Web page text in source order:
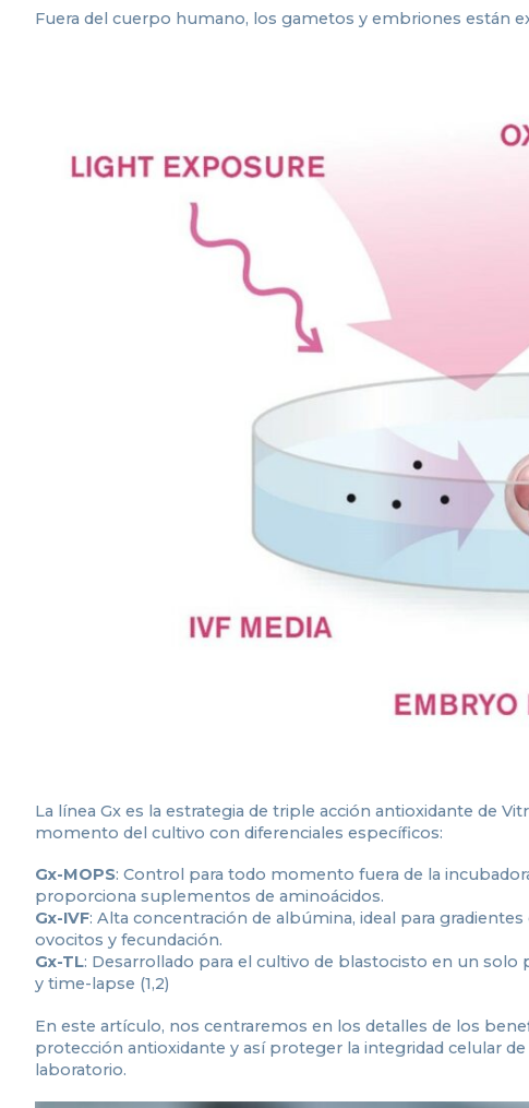
Fuera del cuerpo humano, los gametos y embriones están
La línea Gx es la estrategia de triple acción antioxidante de
momento del cultivo con diferenciales específicos:
Gx-MOPS: Control para todo momento fuera de la
proporciona suplementos de aminoácidos.
Gx-IVF: Alta concentración de albúmina, ideal para
ovocitos y fecundación.
Gx-TL: Desarrollado para el cultivo de blastocisto en un
y time-lapse (1,2)
En este artículo, nos centraremos en los detalles de los
protección antioxidante y así proteger la integridad celular
laboratorio.